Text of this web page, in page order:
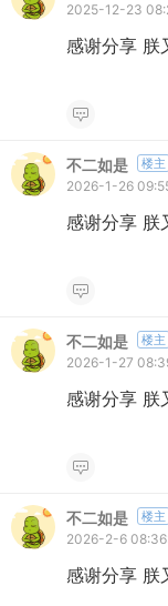
2025-12-23
感谢分享 朕
不二如是 楼主
2026-1-26
感谢分享 朕
不二如是 楼主
2026-1-27
感谢分享 朕
不二如是 楼主
2026-2-6
感谢分享 朕